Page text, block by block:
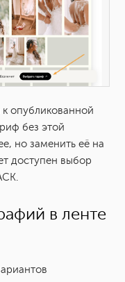
опубликованной
без этой
но заменить её на
доступен выбор
в ленте